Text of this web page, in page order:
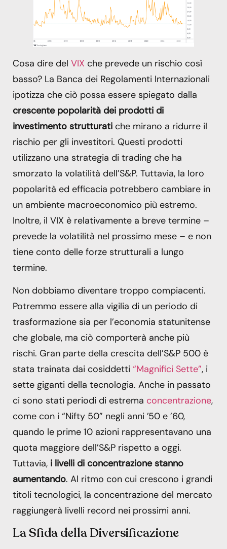
Cosa dire del VIX che prevede un rischio così
basso? La Banca dei Regolamenti Internazionali
ipotizza che ciò possa essere spiegato dalla
crescente popolarità dei prodotti di
investimento strutturati che mirano a ridurre il
rischio per gli investitori. Questi prodotti
utilizzano una strategia di trading che ha
smorzato la volatilità dell’S&P. Tuttavia, la loro
popolarità ed efficacia potrebbero cambiare in
un ambiente macroeconomico più estremo.
Inoltre, il VIX è relativamente a breve termine –
prevede la volatilità nel prossimo mese – e non
tiene conto delle forze strutturali a lungo
termine.
Non dobbiamo diventare troppo compiacenti.
Potremmo essere alla vigilia di un periodo di
trasformazione sia per l’economia statunitense
che globale, ma ciò comporterà anche più
rischi. Gran parte della crescita dell’S&P 500 è
stata trainata dai cosiddetti “Magnifici Sette”, i
sette giganti della tecnologia. Anche in passato
ci sono stati periodi di estrema concentrazione,
come con i “Nifty 50” negli anni ’50 e ’60,
quando le prime 10 azioni rappresentavano una
quota maggiore dell’S&P rispetto a oggi.
Tuttavia, i livelli di concentrazione stanno
aumentando. Al ritmo con cui crescono i grandi
titoli tecnologici, la concentrazione del mercato
raggiungerà livelli record nei prossimi anni.
La Sfida della Diversificazione